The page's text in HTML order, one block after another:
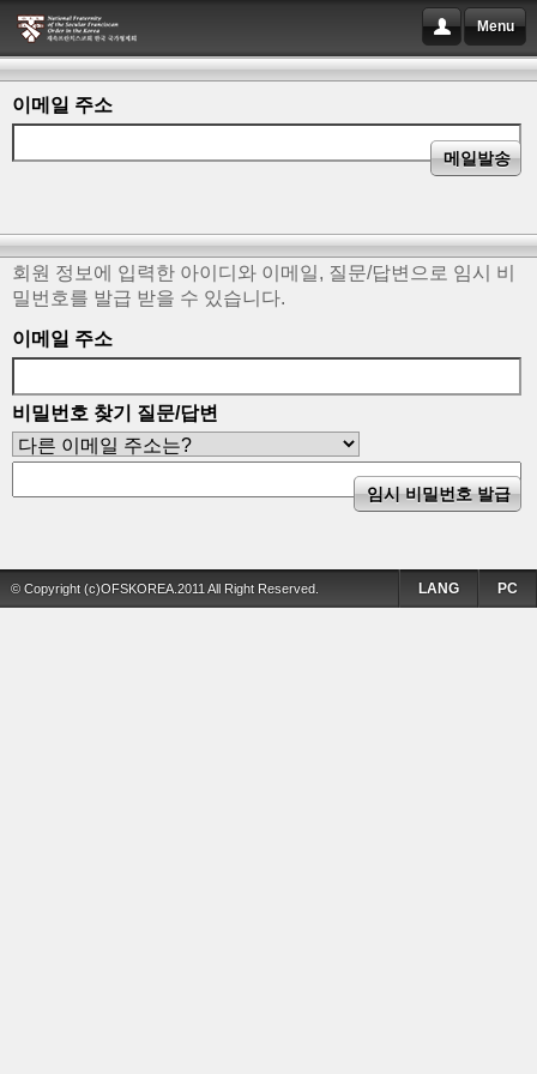
Menu
이메일 주소
회원 정보에 입력한 아이디와 이메일, 질문/답변으로 임시 비
밀번호를 발급 받을 수 있습니다.
이메일 주소
비밀번호 찾기 질문/답변
© Copyright (c)OFSKOREA.2011 All Right Reserved. PC
LANG